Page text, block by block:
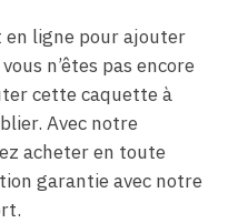
en ligne pour ajouter
n’êtes pas encore
cette caquette à
Avec notre
acheter en toute
garantie avec notre